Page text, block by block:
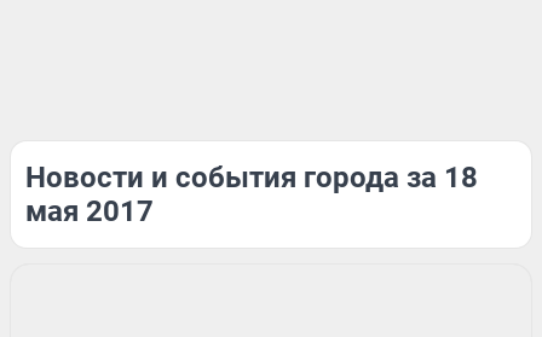
Новости и события города за 18
мая 2017